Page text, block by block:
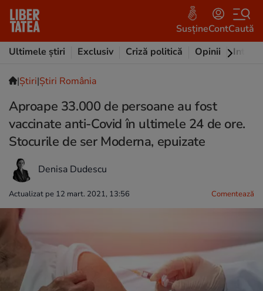
SusțineContCaută
Ultimele știri
Exclusiv Criză politică Opinii
|Ştiri|Știri România
Aproape 33.000 de persoane au fost
vaccinate anti-Covid în ultimele 24 de ore.
Stocurile de ser Moderna, epuizate
Denisa Dudescu
Actualizat pe 12 mart. 2021, 13:56 Comentează